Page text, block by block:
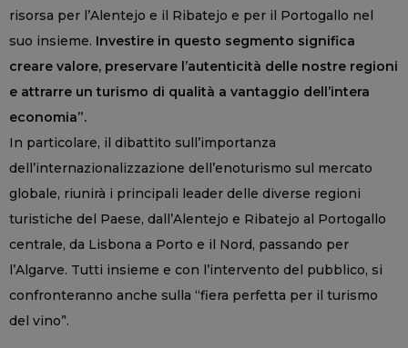
risorsa per l’Alentejo e il Ribatejo e per il Portogallo nel
suo insieme. Investire in questo segmento significa
creare valore, preservare l’autenticità delle nostre regioni
e attrarre un turismo di qualità a vantaggio dell’intera
economia”.
In particolare, il dibattito sull’importanza
dell’internazionalizzazione dell’enoturismo sul mercato
globale, riunirà i principali leader delle diverse regioni
turistiche del Paese, dall’Alentejo e Ribatejo al Portogallo
centrale, da Lisbona a Porto e il Nord, passando per
l’Algarve. Tutti insieme e con l’intervento del pubblico, si
confronteranno anche sulla “fiera perfetta per il turismo
del vino”.